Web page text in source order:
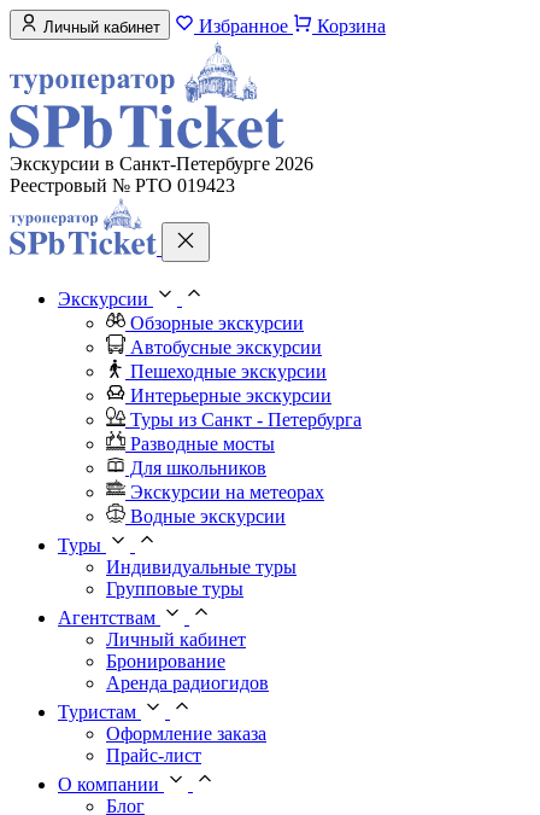
Личный кабинет Избранное Корзина
Экскурсии в Санкт-Петербурге 2026
Реестровый № РТО 019423
Экскурсии
Обзорные экскурсии
Автобусные экскурсии
Пешеходные экскурсии
Интерьерные экскурсии
Туры из Санкт - Петербурга
Разводные мосты
Для школьников
Экскурсии на метеорах
Водные экскурсии
Туры
Индивидуальные туры
Групповые туры
Агентствам
Личный кабинет
Бронирование
Аренда радиогидов
Туристам
Оформление заказа
Прайс-лист
О компании
Блог